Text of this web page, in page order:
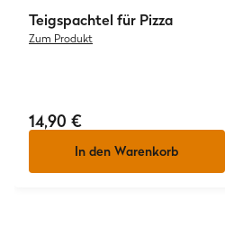
Teigspachtel für Pizza
Zum Produkt
14,90 €
In den Warenkorb